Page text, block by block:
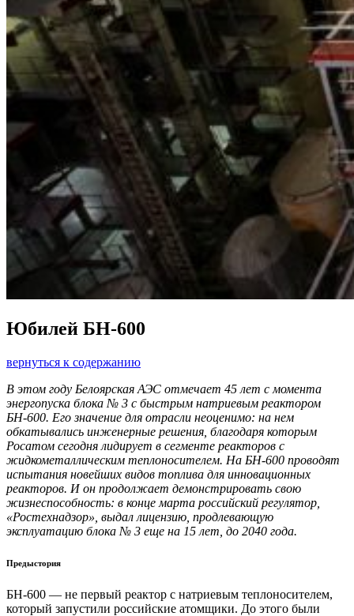
Юбилей БН-600
вернуться к содержанию
В этом году Белоярская АЭС отмечает 45 лет с момента
энергопуска блока № 3 с быстрым натриевым реактором
БН-600. Его значение для отрасли неоценимо: на нем
обкатывались инженерные решения, благодаря которым
Росатом сегодня лидирует в сегменте реакторов с
жидкометаллическим теплоносителем. На БН-600 проводят
испытания новейших видов топлива для инновационных
реакторов. И он продолжает демонстрировать свою
жизнеспособность: в конце марта российский регулятор,
«Ростехнадзор», выдал лицензию, продлевающую
эксплуатацию блока № 3 еще на 15 лет, до 2040 года.
Предыстория
БН-600 — не первый реактор с натриевым теплоносителем,
который запустили российские атомщики. До этого были